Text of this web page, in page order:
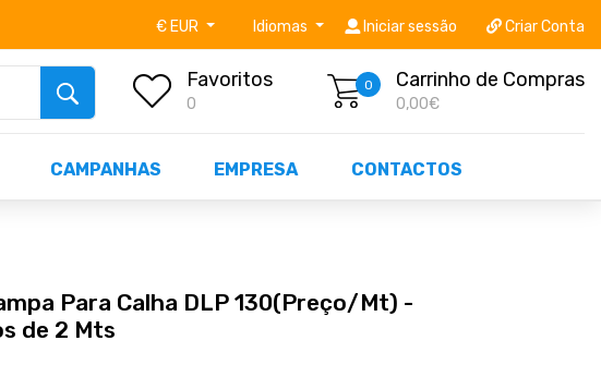
disponíveis STOCK OFF! Não perca já as centenas de
€ EUR Idiomas Iniciar sessão Criar Conta
Favoritos
0
0 Carrinho de Compras
0,00€
CAMPANHAS EMPRESA CONTACTOS
Para Calha DLP 130(Preço/Mt) -
de 2 Mts